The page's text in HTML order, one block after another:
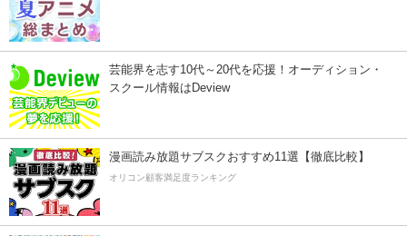
芸能界を志す10代～20代を応援！オーディション・
スクール情報はDeview
漫画読み放題サブスクおすすめ11選【徹底比較】
オリコン顧客満足度ランキング